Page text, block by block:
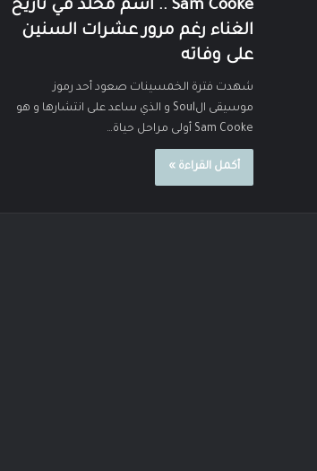
Sam Cooke .. اسم مخلد في تاريخ
الغناء رغم مرور عشرات السنين
على وفاته
شهدت فترة الخمسينات صعود أحد رموز
موسيقى الSoul و الذي ساعد على انتشارها و هو
Sam Cooke أولى مراحل حياة…
أكمل القراءة »